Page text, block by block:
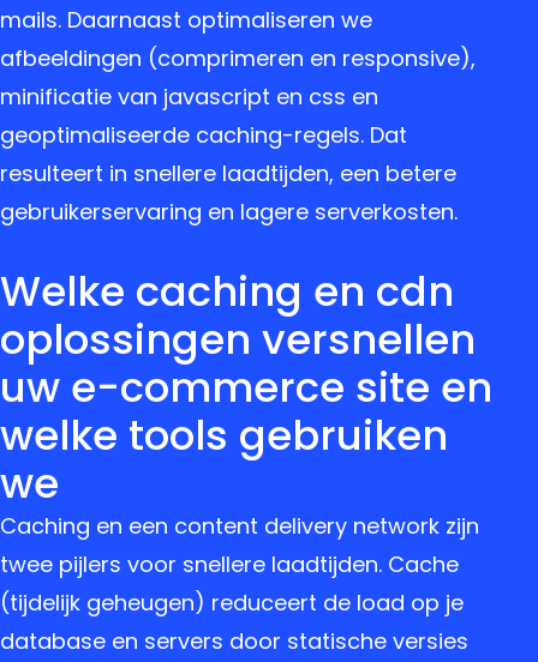
mails. Daarnaast optimaliseren we
afbeeldingen (comprimeren en responsive),
minificatie van javascript en css en
geoptimaliseerde caching-regels. Dat
resulteert in snellere laadtijden, een betere
gebruikerservaring en lagere serverkosten.
Welke caching en cdn
oplossingen versnellen
uw e-commerce site en
welke tools gebruiken
we
Caching en een content delivery network zijn
twee pijlers voor snellere laadtijden. Cache
(tijdelijk geheugen) reduceert de load op je
database en servers door statische versies